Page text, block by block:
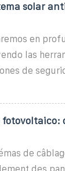
solar
en
las
de
fotovoltaico:
de
des